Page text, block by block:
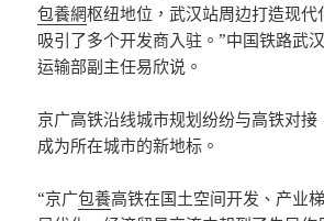
包養網枢纽地位，武汉站周边打造现
吸引了多个开发商入驻。”中国铁路武
运输部副主任易欣说。
京广高铁沿线城市规划纷纷与高铁对
成为所在城市的新地标。
“京广包養高铁在国土空间开发、产业